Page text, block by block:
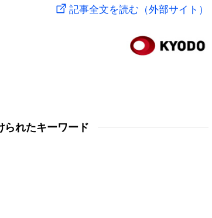
記事全文を読む（外部サイト）
られたキーワード